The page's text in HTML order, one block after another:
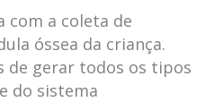
com a coleta de
óssea da criança.
de gerar todos os tipos
do sistema